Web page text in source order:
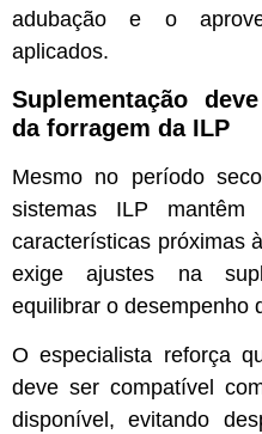
adubação e o
aplicados.
Suplementação
da forragem da ILP
Mesmo no período
sistemas ILP
características próximas
exige ajustes na
equilibrar o desempenho
O especialista reforça
deve ser compatível
disponível, evitando